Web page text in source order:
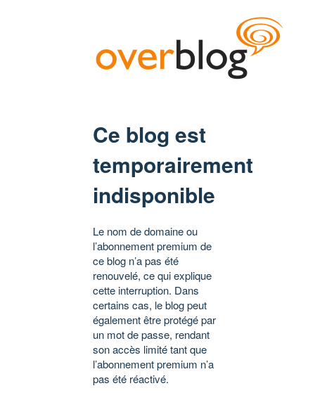
Ce blog est
temporairement
indisponible
Le nom de domaine ou
l’abonnement premium de
ce blog n’a pas été
renouvelé, ce qui explique
cette interruption. Dans
certains cas, le blog peut
également être protégé par
un mot de passe, rendant
son accès limité tant que
l’abonnement premium n’a
pas été réactivé.